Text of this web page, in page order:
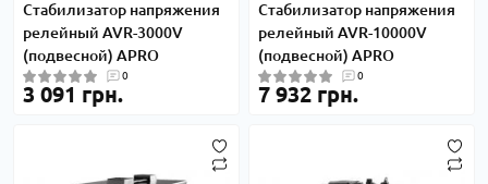
Стабилизатор напряжения
релейный AVR-3000V
(подвесной) APRO
0
3 091 грн.
Стабилизатор напряжения
релейный AVR-10000V
(подвесной) APRO
0
7 932 грн.